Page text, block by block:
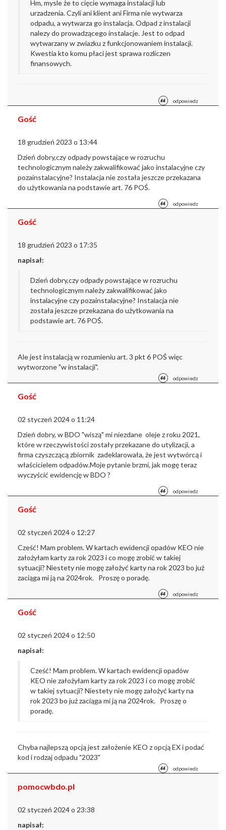
Hm, mysle że to cięcie wymaga instalacji lub
urzadzenia. Czyli ani klient ani Firma nie wytwarza
odpadu, a wytwarza go instalacja. Odpad z instalacji
nalezy do prowadzącego instalacje. Jest to odpad
wytwarzany w zwiazku z funkcjonowaniem instalacji.
Kwestia kto komu płaci jest sprawa rozliczen
finansowych.
odpowiedz
Gość
18 grudzień 2023 o 13:44
Dzień dobry,czy odpady powstające w rozruchu
technologicznym należy zakwalifikować jako instalacyjne czy
pozainstalacyjne? Instalacja nie została jeszcze przekazana
do użytkowania na podstawie art. 76 POŚ.
odpowiedz
Gość
18 grudzień 2023 o 17:35
napisał:
Dzień dobry,czy odpady powstające w rozruchu
technologicznym należy zakwalifikować jako
instalacyjne czy pozainstalacyjne? Instalacja nie
została jeszcze przekazana do użytkowania na
podstawie art. 76 POŚ.
Ale jest instalacją w rozumieniu art. 3 pkt 6 POŚ więc
wytworzone "w instalacji".
odpowiedz
Gość
02 styczeń 2024 o 11:24
Dzień dobry, w BDO "wiszą" mi niezdane oleje z roku 2021,
które w rzeczywistości zostały przekazane do utylizacji, a
firma czyszczącą zbiornik zadeklarowała, że jest wytwórcą i
właścicielem odpadów.Moje pytanie brzmi, jak mogę teraz
wyczyścić ewidencję w BDO ?
odpowiedz
Gość
02 styczeń 2024 o 12:27
Cześć! Mam problem. W kartach ewidencji opadów KEO nie
założyłam karty za rok 2023 i co mogę zrobić w takiej
sytuacji? Niestety nie mogę założyć karty na rok 2023 bo już
zaciąga mi ją na 2024rok. Proszę o poradę.
odpowiedz
Gość
02 styczeń 2024 o 12:50
napisał:
Cześć! Mam problem. W kartach ewidencji opadów
KEO nie założyłam karty za rok 2023 i co mogę zrobić
w takiej sytuacji? Niestety nie mogę założyć karty na
rok 2023 bo już zaciąga mi ją na 2024rok. Proszę o
poradę.
Chyba najlepszą opcją jest założenie KEO z opcją EX i podać
kod i rodzaj odpadu "2023"
odpowiedz
pomocwbdo.pl
02 styczeń 2024 o 23:38
napisał: